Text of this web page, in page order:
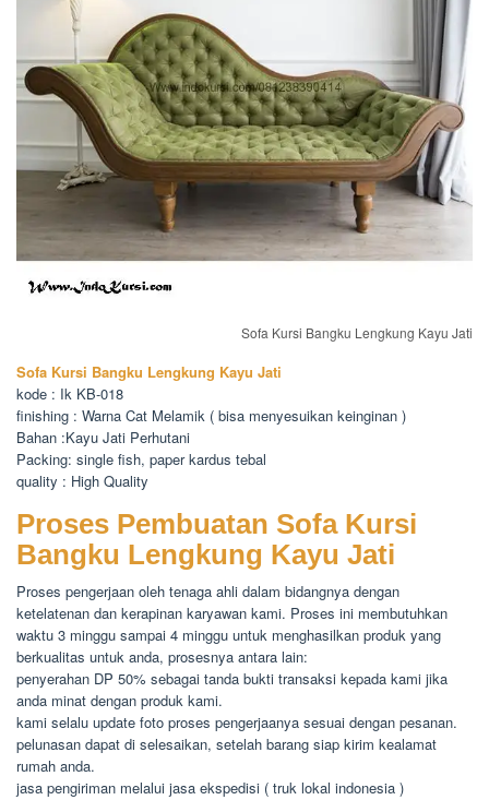
Sofa Kursi Bangku Lengkung Kayu Jati
Sofa Kursi Bangku Lengkung Kayu Jati
kode : Ik KB-018
finishing : Warna Cat Melamik ( bisa menyesuikan keinginan )
Bahan :Kayu Jati Perhutani
Packing: single fish, paper kardus tebal
quality : High Quality
Proses Pembuatan Sofa Kursi
Bangku Lengkung Kayu Jati
Proses pengerjaan oleh tenaga ahli dalam bidangnya dengan
ketelatenan dan kerapinan karyawan kami. Proses ini membutuhkan
waktu 3 minggu sampai 4 minggu untuk menghasilkan produk yang
berkualitas untuk anda, prosesnya antara lain:
penyerahan DP 50% sebagai tanda bukti transaksi kepada kami jika
anda minat dengan produk kami.
kami selalu update foto proses pengerjaanya sesuai dengan pesanan.
pelunasan dapat di selesaikan, setelah barang siap kirim kealamat
rumah anda.
jasa pengiriman melalui jasa ekspedisi ( truk lokal indonesia )